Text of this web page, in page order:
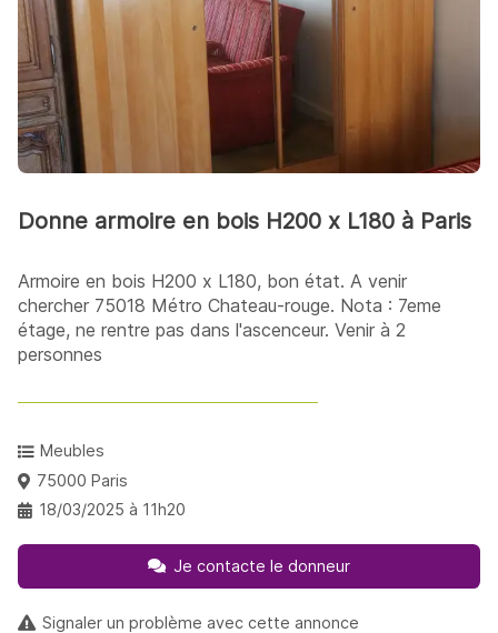
Donne armoire en bois H200 x L180 à Paris
Armoire en bois H200 x L180, bon état. A venir
chercher 75018 Métro Chateau-rouge. Nota : 7eme
étage, ne rentre pas dans l'ascenceur. Venir à 2
personnes
Meubles
75000 Paris
18/03/2025 à 11h20
Je contacte le donneur
Signaler un problème avec cette annonce